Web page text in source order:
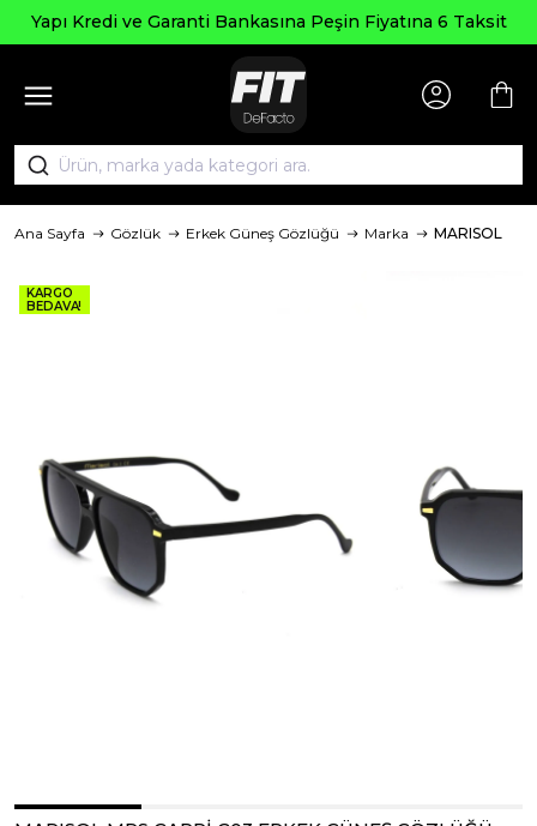
Yapı Kredi ve Garanti Bankasına Peşin Fiyatına 6 Taksit
Ana Sayfa Gözlük Erkek Güneş Gözlüğü Marka MARISOL
KARGO
BEDAVA!